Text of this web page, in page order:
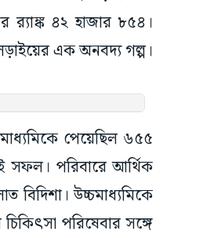
র‍্যাঙ্ক ৪২ হাজার ৮৫৪।
এক অনবদ্য গল্প।
পেয়েছিল ৬৫৫
সফল। পরিবারে আর্থিক
বিদিশা। উচ্চমাধ্যমিকে
পরিষেবার সঙ্গে